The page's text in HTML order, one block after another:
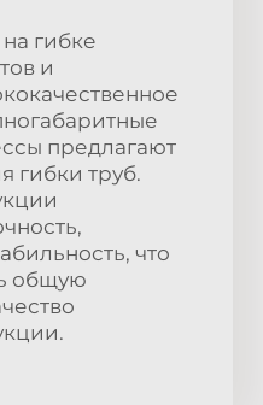
гибке
и
предлагают
гибки труб.
что
общую